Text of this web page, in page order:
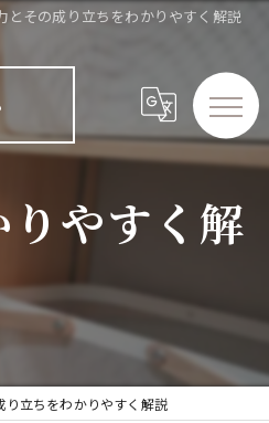
とその成り立ちをわかりやすく解説
やすく解
立ちをわかりやすく解説